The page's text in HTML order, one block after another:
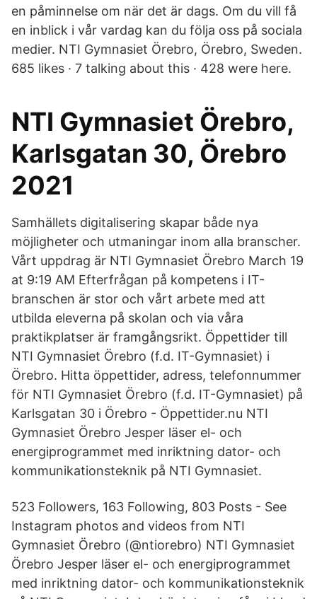
en påminnelse om när det är dags. Om du vill få
en inblick i vår vardag kan du följa oss på sociala
medier. NTI Gymnasiet Örebro, Örebro, Sweden.
685 likes · 7 talking about this · 428 were here.
NTI Gymnasiet Örebro,
Karlsgatan 30, Örebro
2021
Samhällets digitalisering skapar både nya
möjligheter och utmaningar inom alla branscher.
Vårt uppdrag är NTI Gymnasiet Örebro March 19
at 9:19 AM Efterfrågan på kompetens i IT-
branschen är stor och vårt arbete med att
utbilda eleverna på skolan och via våra
praktikplatser är framgångsrikt. Öppettider till
NTI Gymnasiet Örebro (f.d. IT-Gymnasiet) i
Örebro. Hitta öppettider, adress, telefonnummer
för NTI Gymnasiet Örebro (f.d. IT-Gymnasiet) på
Karlsgatan 30 i Örebro - Öppettider.nu NTI
Gymnasiet Örebro Jesper läser el- och
energiprogrammet med inriktning dator- och
kommunikationsteknik på NTI Gymnasiet.
523 Followers, 163 Following, 803 Posts - See
Instagram photos and videos from NTI
Gymnasiet Örebro (@ntiorebro) NTI Gymnasiet
Örebro Jesper läser el- och energiprogrammet
med inriktning dator- och kommunikationsteknik